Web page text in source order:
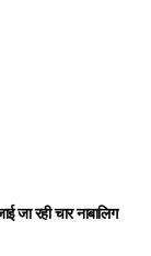
जा रही चार नाबालिग